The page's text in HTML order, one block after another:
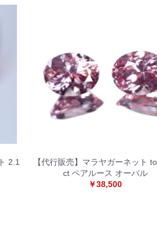
2.1
【代行販売】マラヤガーネット
ct ペアルース オーバル
￥38,500